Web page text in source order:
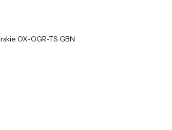
OX-OGR-TS GBN